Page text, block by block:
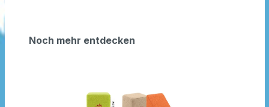
Noch mehr entdecken